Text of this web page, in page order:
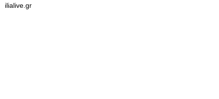
ilialive.gr